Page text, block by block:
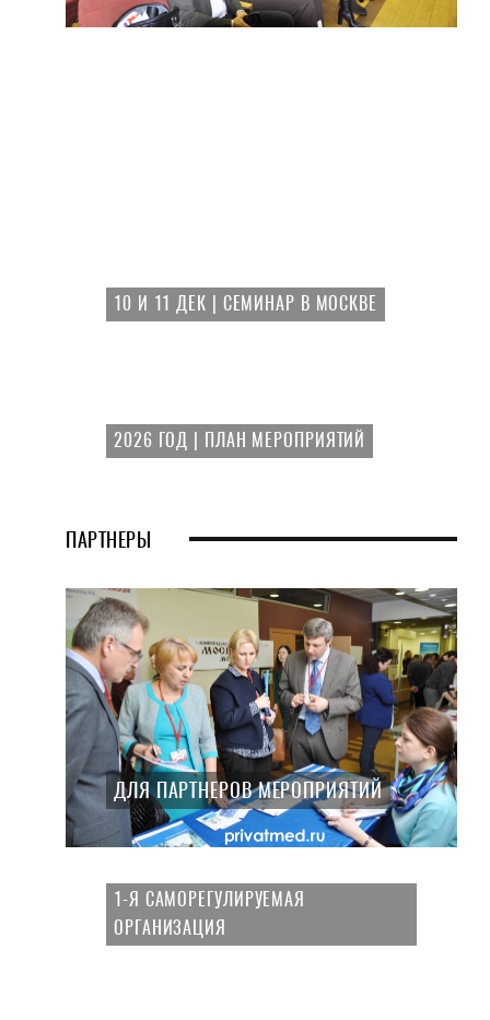
10 И 11 ДЕК | СЕМИНАР В МОСКВЕ
2026 ГОД | ПЛАН МЕРОПРИЯТИЙ
ПАРТНЕРЫ
ДЛЯ ПАРТНЕРОВ МЕРОПРИЯТИЙ
1-Я САМОРЕГУЛИРУЕМАЯ
ОРГАНИЗАЦИЯ